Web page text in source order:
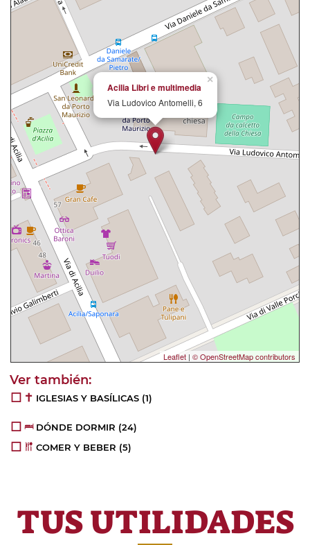
×
Acilia Libri e multimedia
Via Ludovico Antomelli, 6
Leaflet | © OpenStreetMap contributors
IGLESIAS Y BASÍLICAS (1)
DÓNDE DORMIR (24)
COMER Y BEBER (5)
TUS UTILIDADES